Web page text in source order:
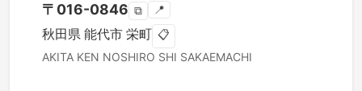
〒 016-0846 ⧉ 📍
秋田県 能代市 栄町 📋
AKITA KEN NOSHIRO SHI SAKAEMACHI